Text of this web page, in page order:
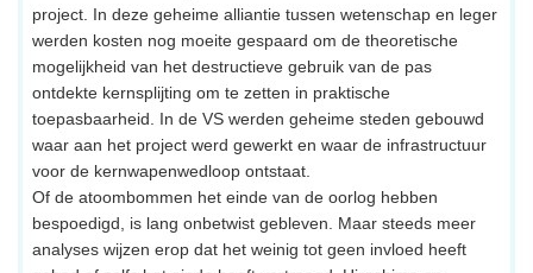
project. In deze geheime alliantie tussen wetenschap en leger
werden kosten nog moeite gespaard om de theoretische
mogelijkheid van het destructieve gebruik van de pas
ontdekte kernsplijting om te zetten in praktische
toepasbaarheid. In de VS werden geheime steden gebouwd
waar aan het project werd gewerkt en waar de infrastructuur
voor de kernwapenwedloop ontstaat.
Of de atoombommen het einde van de oorlog hebben
bespoedigd, is lang onbetwist gebleven. Maar steeds meer
analyses wijzen erop dat het weinig tot geen invloed heeft